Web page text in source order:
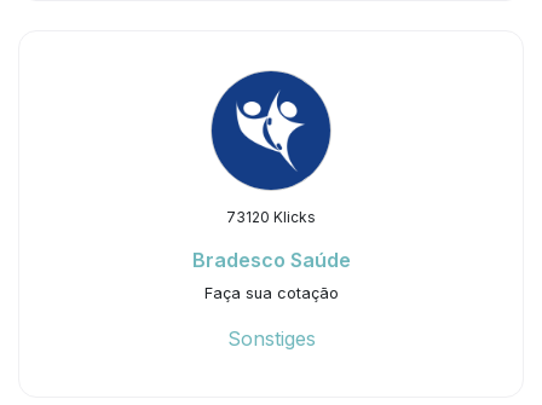
73120 Klicks
Bradesco Saúde
Faça sua cotação
Sonstiges